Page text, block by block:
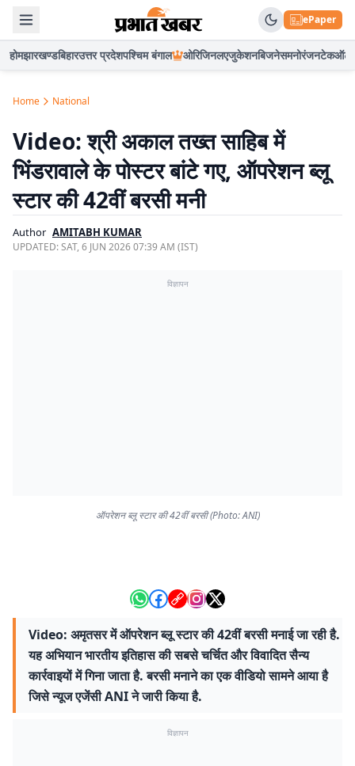
ePaper
होमझारखण्डबिहारउत्तर प्रदेशपश्चिम बंगाल ओरिजिनलएजुकेशनबिजनेसमनोरंजनटेकऑटो
Home National
Video: श्री अकाल तख्त साहिब में
भिंडरावाले के पोस्टर बांटे गए, ऑपरेशन ब्लू
स्टार की 42वीं बरसी मनी
Author AMITABH KUMAR
UPDATED:SAT, 6 JUN 2026 07:39 AM (IST)
विज्ञापन
ऑपरेशन ब्लू स्टार की 42वीं बरसी (Photo: ANI)
Video: अमृतसर में ऑपरेशन ब्लू स्टार की 42वीं बरसी मनाई जा रही है.
यह अभियान भारतीय इतिहास की सबसे चर्चित और विवादित सैन्य
कार्रवाइयों में गिना जाता है. बरसी मनाने का एक वीडियो सामने आया है
जिसे न्यूज एजेंसी ANI ने जारी किया है.
विज्ञापन